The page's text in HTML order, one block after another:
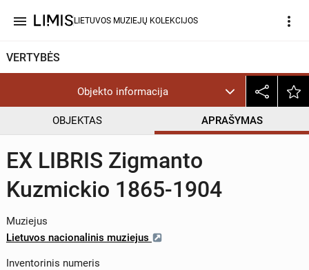
menu LIETUVOS MUZIEJŲ KOLEKCIJOS more_vert
VERTYBĖS
Objekto informacija
OBJEKTAS APRAŠYMAS
EX LIBRIS Zigmanto
Kuzmickio 1865-1904
Muziejus
Lietuvos nacionalinis muziejus
Inventorinis numeris